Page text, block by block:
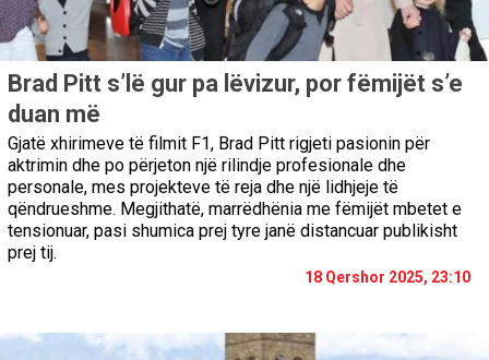
Brad Pitt s’lë gur pa lëvizur, por fëmijët s’e
duan më
Gjatë xhirimeve të filmit F1, Brad Pitt rigjeti pasionin për
aktrimin dhe po përjeton një rilindje profesionale dhe
personale, mes projekteve të reja dhe një lidhjeje të
qëndrueshme. Megjithatë, marrëdhënia me fëmijët mbetet e
tensionuar, pasi shumica prej tyre janë distancuar publikisht
prej tij.
18 Qershor 2025, 23:10